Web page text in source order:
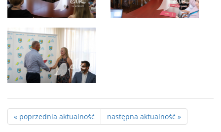
« poprzednia aktualność następna aktualność »